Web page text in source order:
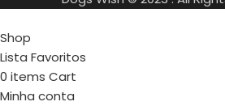
Shop
Lista Favoritos
0 items Cart
Minha conta